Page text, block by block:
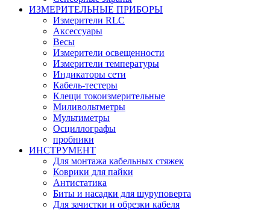
ИЗМЕРИТЕЛЬНЫЕ ПРИБОРЫ
Измерители RLC
Аксессуары
Весы
Измерители освещенности
Измерители температуры
Индикаторы сети
Кабель-тестеры
Клещи токоизмерительные
Миливольтметры
Мультиметры
Осциллографы
пробники
ИНСТРУМЕНТ
Для монтажа кабельных стяжек
Коврики для пайки
Антистатика
Биты и насадки для шуруповерта
Для зачистки и обрезки кабеля